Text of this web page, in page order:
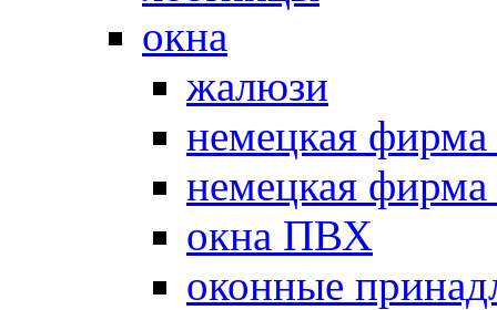
окна
жалюзи
немецкая
немецкая
окна ПВХ
оконные